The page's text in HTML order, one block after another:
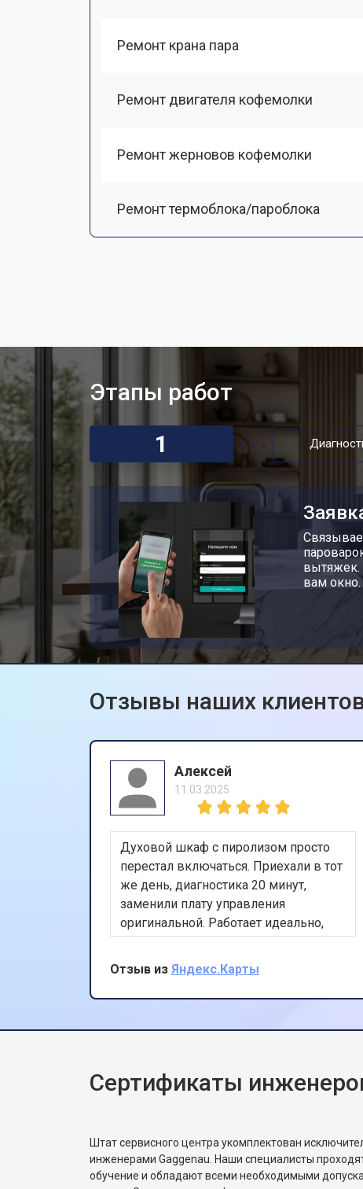
Ремонт крана пара
Ремонт двигателя кофемолки
Ремонт жерновов кофемолки
Ремонт термоблока/пароблока
Декальцинация кофемашины
Ремонт заварного механизма
Этапы работ
1
вытяжек.
вам окно.
Отзывы наших
Алексей
11.03.2025
Духовой шкаф с пиролизом просто
перестал включаться. Приехали в тот
же день, диагностика 20 минут,
заменили плату управления
оригинальной. Работает идеально,
цена не изменилась после осмотра.
Очень доволен скоростью и
качеством.
Отзыв из Яндекс.Карты
Сертификаты
Штат сервисного центра укомплектован
инженерами Gaggenau. Наши специалисты
обучение и обладают всеми необходимыми